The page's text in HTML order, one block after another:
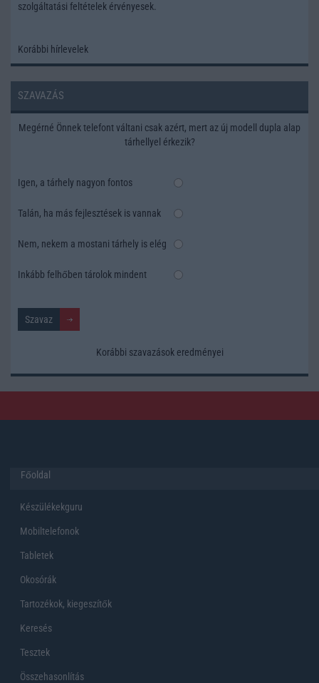
szolgáltatási feltételek érvényesek.
Korábbi hírlevelek
SZAVAZÁS
Megérné Önnek telefont váltani csak azért, mert az új modell dupla alap
tárhellyel érkezik?
Igen, a tárhely nagyon fontos
Talán, ha más fejlesztések is vannak
Nem, nekem a mostani tárhely is elég
Inkább felhőben tárolok mindent
Korábbi szavazások eredményei
Főoldal
Készülékekguru
Mobiltelefonok
Tabletek
Okosórák
Tartozékok, kiegeszítők
Keresés
Tesztek
Összehasonlítás